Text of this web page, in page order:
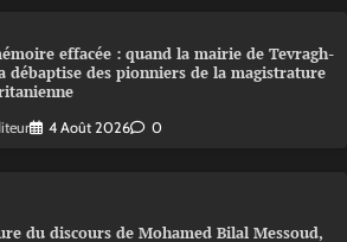
effacée : quand la mairie de Tevragh-
débaptise des pionniers de la magistrature
4 Août 2026 0
du discours de Mohamed Bilal Messoud,